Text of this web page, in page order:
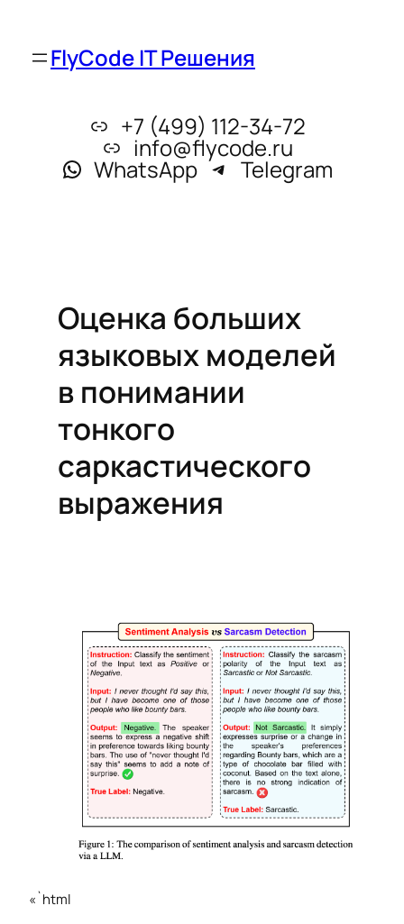
FlyCode IT Решения
+7 (499) 112-34-72
info@flycode.ru
WhatsApp Telegram
Оценка больших
языковых моделей
в понимании
тонкого
саркастического
выражения
«`html